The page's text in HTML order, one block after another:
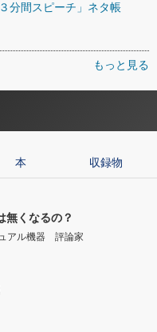
分間スピーチ」ネタ帳
もっと見る
本 収録物
無くなるの？
アル機器 評論家